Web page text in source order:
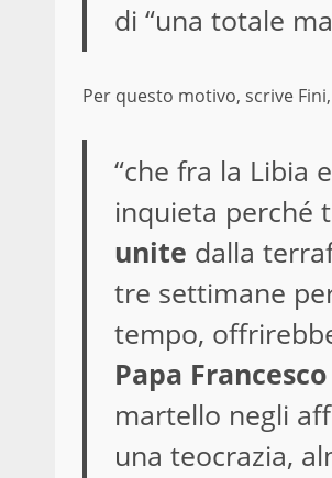
di “una totale
Per questo motivo, scrive
“che fra la Libia
inquieta perché
unite dalla
tre settimane
tempo,
Papa Francesco
martello negli
una teocrazia,